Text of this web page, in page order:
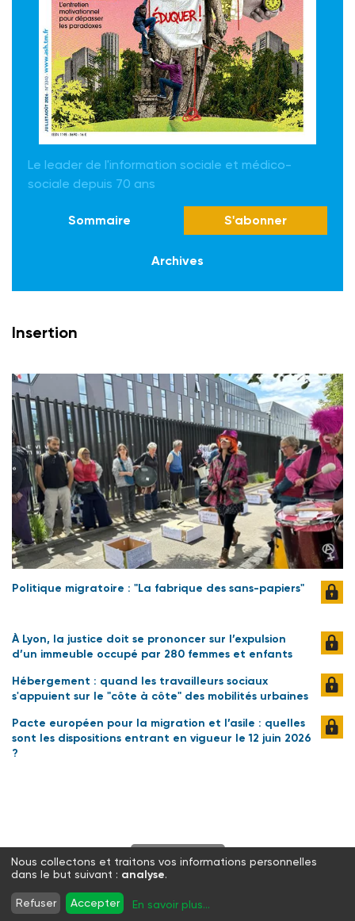
Le leader de l'information sociale et médico-
sociale depuis 70 ans
Sommaire S'abonner
Archives
Insertion
Politique migratoire : "La fabrique des sans-papiers"
À Lyon, la justice doit se prononcer sur l’expulsion
d’un immeuble occupé par 280 femmes et enfants
Hébergement : quand les travailleurs sociaux
s'appuient sur le "côte à côte" des mobilités urbaines
Pacte européen pour la migration et l’asile : quelles
sont les dispositions entrant en vigueur le 12 juin 2026
?
S'abonner
Twitter Facebook
WhatsApp
Nous collectons et traitons vos informations personnelles
dans le but suivant : analyse.
Refuser Accepter En savoir plus...